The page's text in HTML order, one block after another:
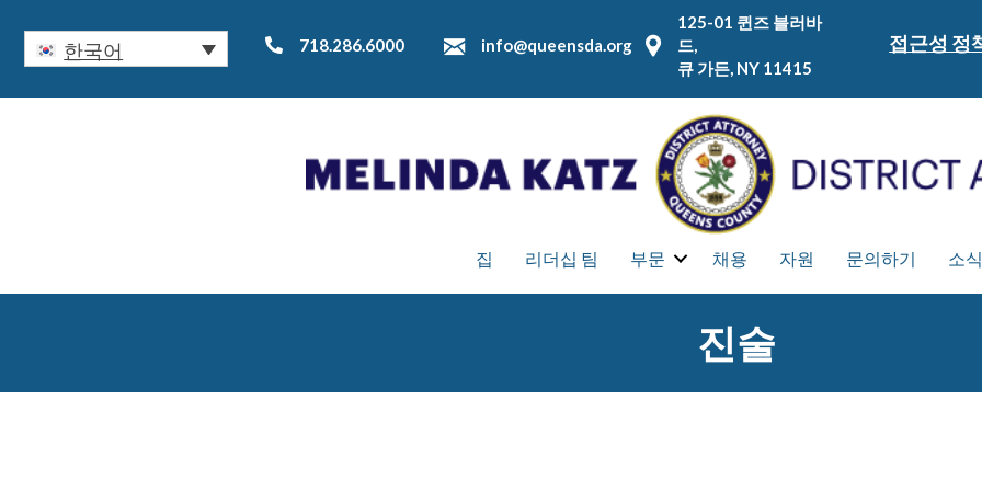
한국어 718.286.6000 info@queensda.org
125-01 퀸즈 블러바
드,
큐 가든, NY 11415
접근성 정
집 리더십 팀 부문 채용 자원 문의하기 소식
진술